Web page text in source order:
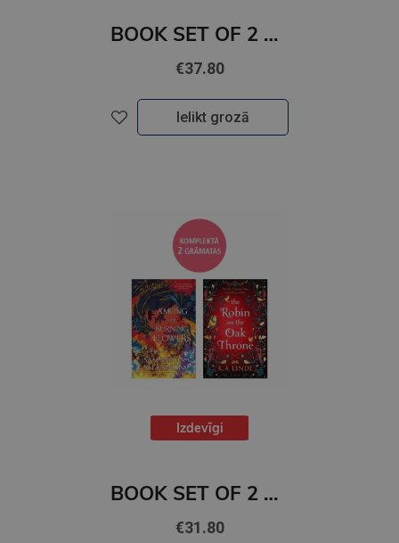
BOOK SET OF 2 Titles: Alchemy of Secrets + Wild Reverence
€37.80
Ielikt grozā
Izdevīgi
BOOK SET OF 2 Titles: Among the Burning Flowers + The Robin on the Oak Throne
€31.80